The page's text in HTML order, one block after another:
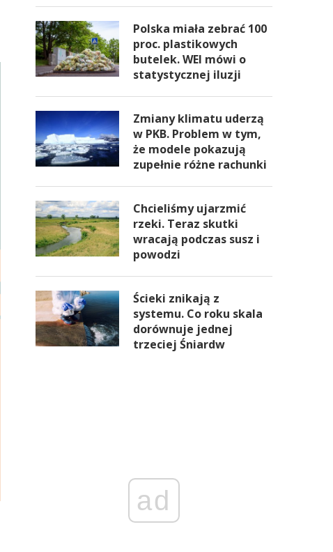
Polska miała zebrać 100
proc. plastikowych
butelek. WEI mówi o
statystycznej iluzji
Zmiany klimatu uderzą
w PKB. Problem w tym,
że modele pokazują
zupełnie różne rachunki
Chcieliśmy ujarzmić
rzeki. Teraz skutki
wracają podczas susz i
powodzi
Ścieki znikają z
systemu. Co roku skala
dorównuje jednej
trzeciej Śniardw
ad